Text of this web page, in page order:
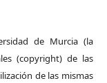
de Murcia (la
(copyright) de las
de las mismas